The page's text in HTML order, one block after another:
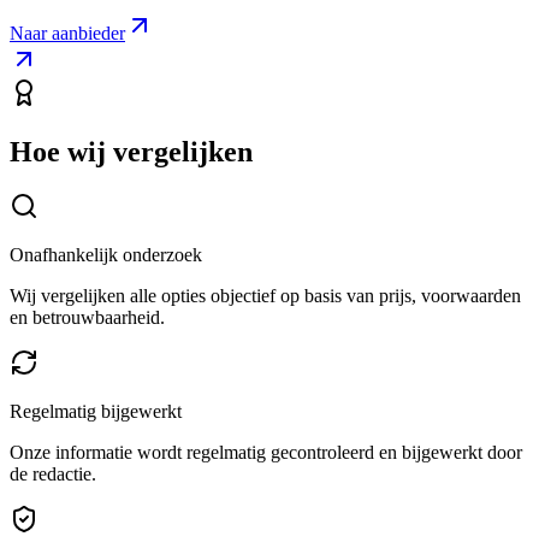
Naar aanbieder
Hoe wij vergelijken
Onafhankelijk onderzoek
Wij vergelijken alle opties objectief op basis van prijs, voorwaarden
en betrouwbaarheid.
Regelmatig bijgewerkt
Onze informatie wordt regelmatig gecontroleerd en bijgewerkt door
de redactie.